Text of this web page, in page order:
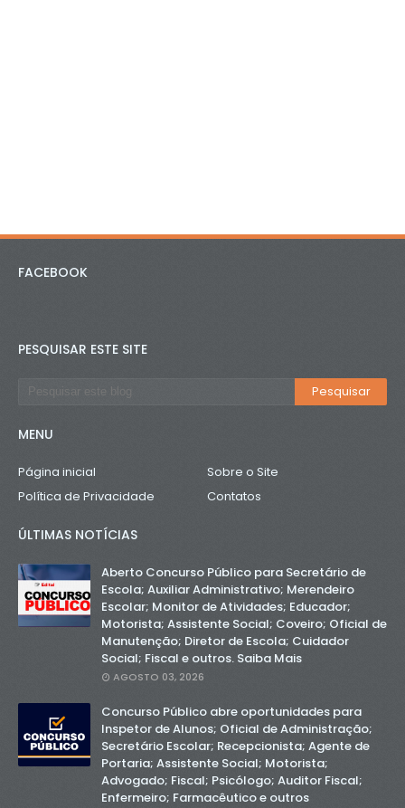
FACEBOOK
PESQUISAR ESTE SITE
MENU
Página inicial
Sobre o Site
Política de Privacidade
Contatos
ÚLTIMAS NOTÍCIAS
Aberto Concurso Público para Secretário de
Escola; Auxiliar Administrativo; Merendeiro
Escolar; Monitor de Atividades; Educador;
Motorista; Assistente Social; Coveiro; Oficial de
Manutenção; Diretor de Escola; Cuidador
Social; Fiscal e outros. Saiba Mais
AGOSTO 03, 2026
Concurso Público abre oportunidades para
Inspetor de Alunos; Oficial de Administração;
Secretário Escolar; Recepcionista; Agente de
Portaria; Assistente Social; Motorista;
Advogado; Fiscal; Psicólogo; Auditor Fiscal;
Enfermeiro; Farmacêutico e outros